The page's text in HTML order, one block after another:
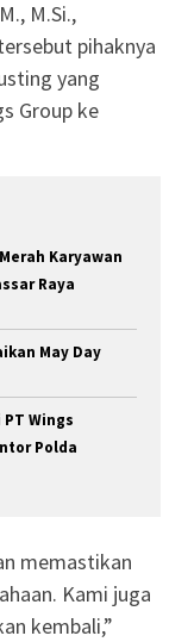
M.Si.,
pihaknya
yang
Group ke
Karyawan
Raya
May Day
Wings
Polda
memastikan
Kami juga
kembali,”